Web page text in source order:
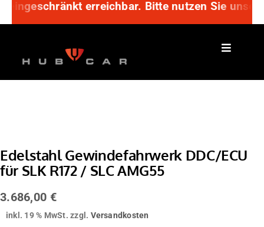
Zum
springen
erreichbar. Bitte nutzen Sie unser
Edelstahl Gewindefahrwerk DDC/ECU
für SLK R172 / SLC AMG55
3.686,00 €
inkl. 19 % MwSt. zzgl. Versandkosten